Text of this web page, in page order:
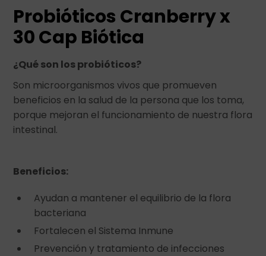
Probióticos Cranberry x
30 Cap Biótica
¿Qué son los probióticos?
Son microorganismos vivos que promueven
beneficios en la salud de la persona que los toma,
porque mejoran el funcionamiento de nuestra flora
intestinal.
Beneficios:
Ayudan a mantener el equilibrio de la flora
bacteriana
Fortalecen el Sistema Inmune
Prevención y tratamiento de infecciones